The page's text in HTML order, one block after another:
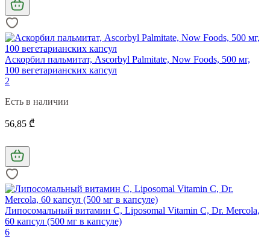
Аскорбил пальмитат, Ascorbyl Palmitate, Now Foods, 500 мг,
100 вегетарианских капсул
2
Есть в наличии
56,85 ₾
Липосомальный витамин С, Liposomal Vitamin C, Dr. Mercola,
60 капсул (500 мг в капсуле)
6